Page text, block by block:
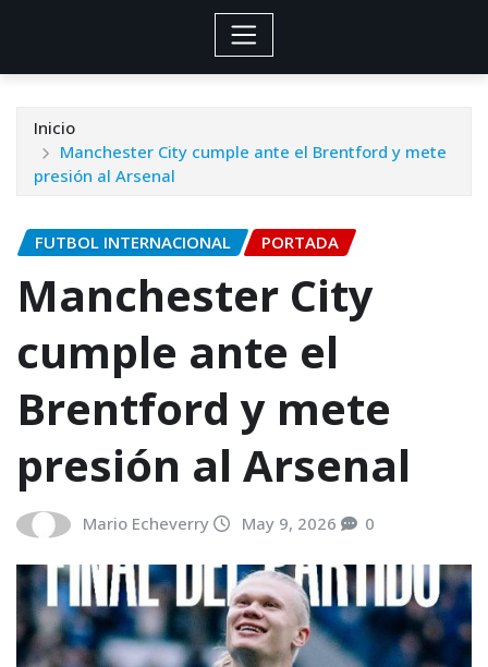
Inicio
Manchester City cumple ante el Brentford y mete
presión al Arsenal
FUTBOL INTERNACIONAL PORTADA
Manchester City
cumple ante el
Brentford y mete
presión al Arsenal
Mario Echeverry May 9, 2026 0